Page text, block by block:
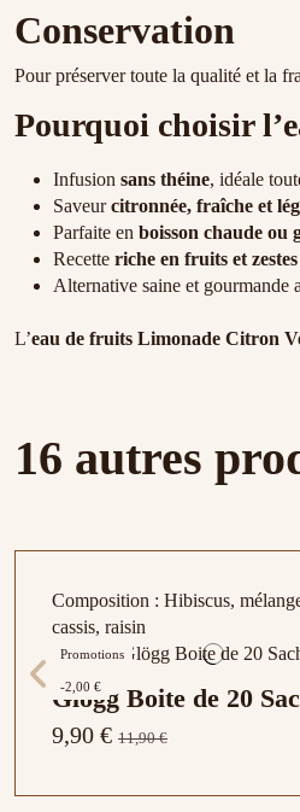
Conservation
Pour préserver toute la qualité et la
Pourquoi choisir
Infusion sans théine, idéale
Saveurcitronnée, fraîche et
Parfaite en boisson chaude ou
Recette riche en fruits et
Alternative saine et gourmande
L’eau de fruits Limonade Citron
16 autres
Composition : Hibiscus,
cassis, raisin
Promotions
-2,00 €
Glögg Boite de 20
9,90 € 11,90 €